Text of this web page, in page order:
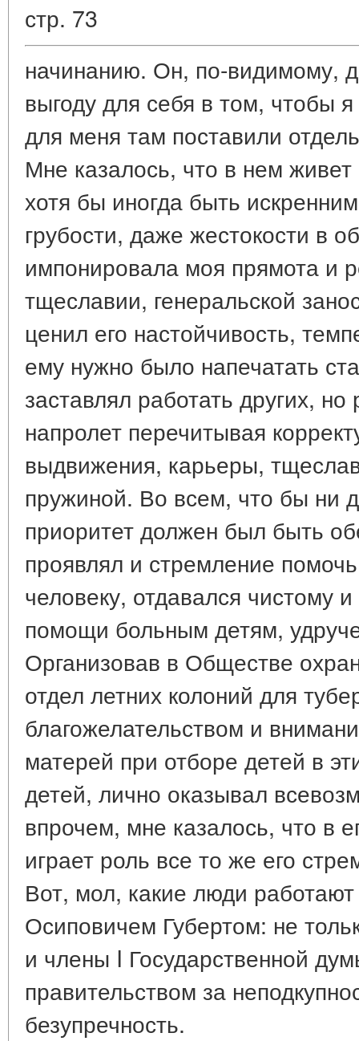
стр. 73
начинанию. Он, по-видимому,
выгоду для себя в том, чтобы
для меня там поставили
Мне казалось, что в нем
хотя бы иногда быть
грубости, даже жестокости в
импонировала моя прямота и
тщеславии, генеральской
ценил его настойчивость,
ему нужно было напечатать
заставлял работать других,
напролет перечитывая
выдвижения, карьеры,
пружиной. Во всем, что бы ни
приоритет должен был быть
проявлял и стремление
человеку, отдавался чистому
помощи больным детям,
Организовав в Обществе
отдел летних колоний для
благожелательством и
матерей при отборе детей в
детей, лично оказывал
впрочем, мне казалось, что в
играет роль все то же его
Вот, мол, какие люди
Осиповичем Губертом: не
и члены I Государственной
правительством за
безупречность.